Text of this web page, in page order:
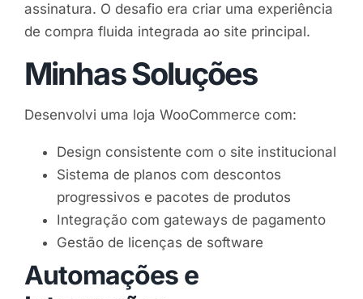
assinatura. O desafio era criar uma experiência
de compra fluida integrada ao site principal.
Minhas Soluções
Desenvolvi uma loja WooCommerce com:
Design consistente com o site institucional
Sistema de planos com descontos
progressivos e pacotes de produtos
Integração com gateways de pagamento
Gestão de licenças de software
Automações e